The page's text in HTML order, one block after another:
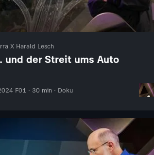
X Harald Lesch
und der Streit ums Auto
F01 · 30 min · Doku